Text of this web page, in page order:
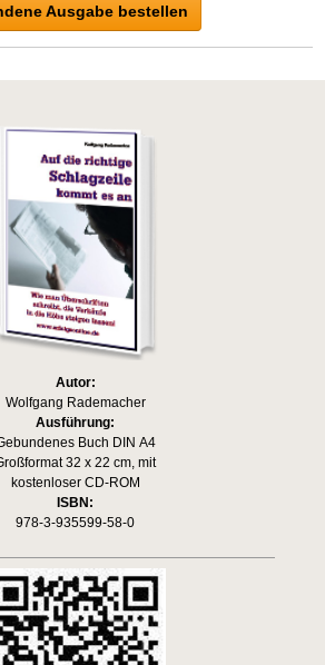
Ausgabe bestellen
Autor:
Wolfgang Rademacher
Ausführung:
Buch DIN A4
32 x 22 cm, mit
kostenloser CD-ROM
ISBN:
978-3-935599-58-0